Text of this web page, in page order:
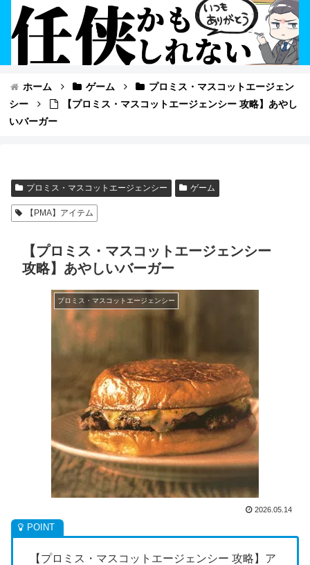
ホーム ゲーム
プロミス・マスコットエージェン
シー
【プロミス・マスコットエージェンシー 攻略】あやし
いバーガー
プロミス・マスコットエージェンシー ゲーム
【PMA】アイテム
【プロミス・マスコットエージェンシー
攻略】あやしいバーガー
プロミス・マスコットエージェンシー
2026.05.14
【プロミス・マスコットエージェンシー 攻略】ア